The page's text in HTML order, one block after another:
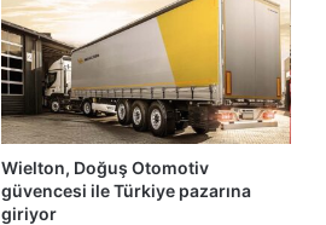
Wielton, Doğuş Otomotiv
güvencesi ile Türkiye pazarına
giriyor